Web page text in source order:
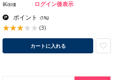
BG卸価 ログイン後表示
ポイント :(1%)
(3)
カートに入れる